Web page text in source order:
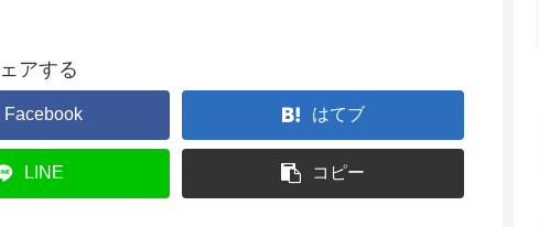
アする
Facebook はてブ
LINE コピー